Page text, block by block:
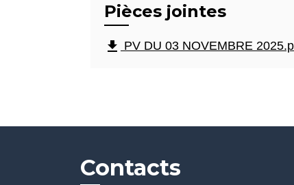
Pièces jointes
file_download PV DU 03 NOVEMBRE
Contacts